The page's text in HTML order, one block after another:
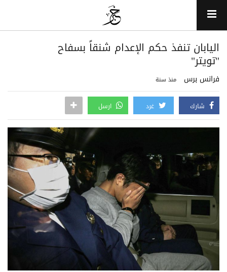
اليابان تنفذ حكم الإعدام شنقاً بسفاح
"تويتر"
فرانس برس منذ سنة
شارك غرد ارسل